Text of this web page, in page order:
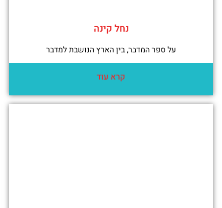
נחל קינה
על ספר המדבר, בין הארץ הנושבת למדבר
קרא עוד